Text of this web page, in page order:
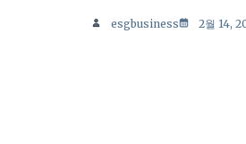
esgbusiness 2월 14,